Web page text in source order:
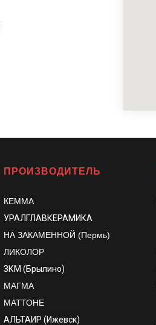
ПРОИЗВОДИТЕЛЬ
КЕММА
УРАЛГЛАВКЕРАМИКА
НА ЗАКАМЕННОЙ (Пермь)
ЛИКОЛОР
ЗКМ (Брылино)
МАГМА
МАТТОНЕ
АЛЬТАИР (Ижевск)